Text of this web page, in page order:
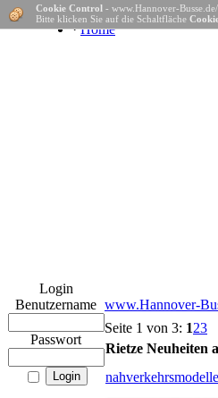
· Home
Login
Benutzername
Passwort
Cookie Control - www.Hannover-
Bitte klicken Sie auf die Schaltfläche
www.Hannover-
Seite 1 von 3: 123
Rietze Neuheiten